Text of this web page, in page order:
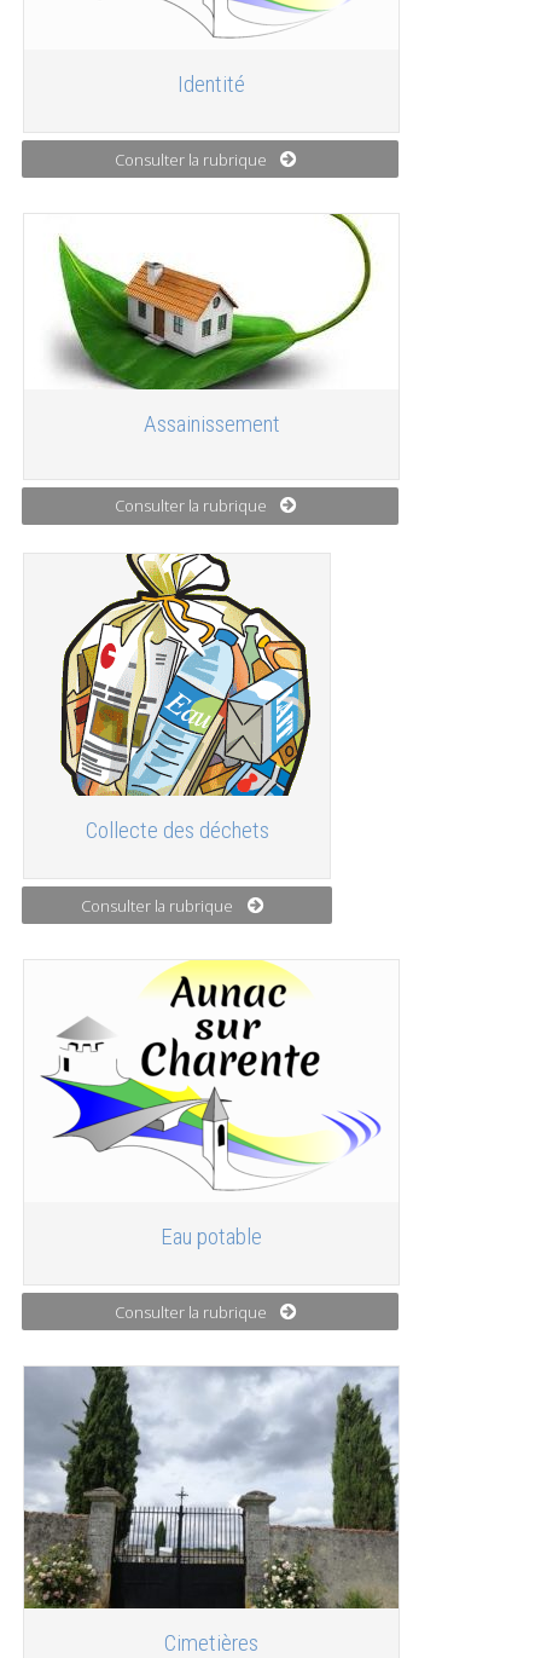
Identité
Consulter la rubrique
Assainissement
Consulter la rubrique
Collecte des déchets
Consulter la rubrique
Eau potable
Consulter la rubrique
Cimetières